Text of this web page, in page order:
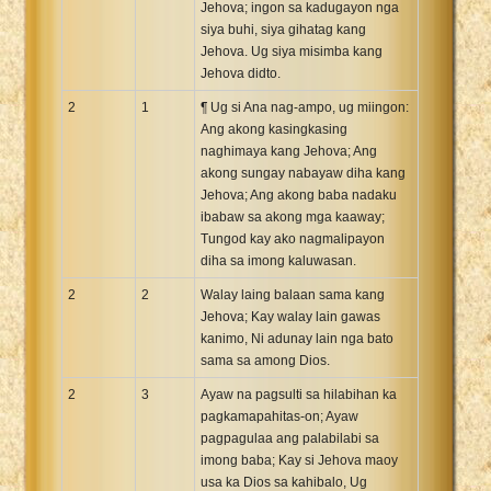
Jehova; ingon sa kadugayon nga
siya buhi, siya gihatag kang
Jehova. Ug siya misimba kang
Jehova didto.
2 1
¶ Ug si Ana nag-ampo, ug miingon:
Ang akong kasingkasing
naghimaya kang Jehova; Ang
akong sungay nabayaw diha kang
Jehova; Ang akong baba nadaku
ibabaw sa akong mga kaaway;
Tungod kay ako nagmalipayon
diha sa imong kaluwasan.
2 2
Walay laing balaan sama kang
Jehova; Kay walay lain gawas
kanimo, Ni adunay lain nga bato
sama sa among Dios.
2 3
Ayaw na pagsulti sa hilabihan ka
pagkamapahitas-on; Ayaw
pagpagulaa ang palabilabi sa
imong baba; Kay si Jehova maoy
usa ka Dios sa kahibalo, Ug